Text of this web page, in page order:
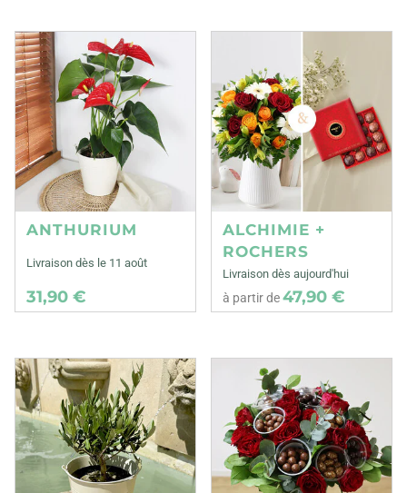
ANTHURIUM
Livraison dès le 11 août
31,90 €
ALCHIMIE +
ROCHERS
Livraison dès aujourd'hui
à partir de47,90 €